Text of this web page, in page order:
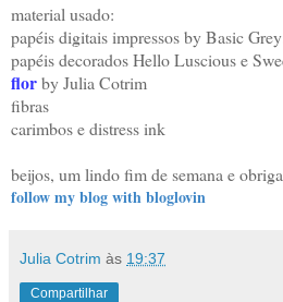
material usado:
papéis digitais impressos by Basic
papéis decorados Hello Luscious e
florby Julia Cotrim
fibras
carimbos e distress ink
beijos, um lindo fim de semana e
follow my blog with bloglovin
Julia Cotrim às 19:37
Compartilhar